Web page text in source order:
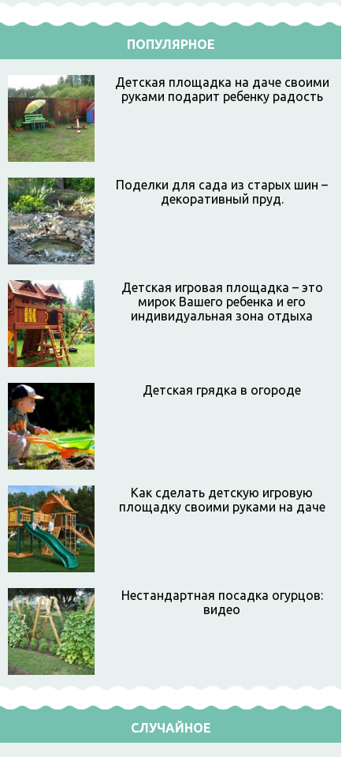
ПОПУЛЯРНОЕ
Детская площадка на даче своими
руками подарит ребенку радость
Поделки для сада из старых шин –
декоративный пруд.
Детская игровая площадка – это
мирок Вашего ребенка и его
индивидуальная зона отдыха
Детская грядка в огороде
Как сделать детскую игровую
площадку своими руками на даче
Нестандартная посадка огурцов:
видео
СЛУЧАЙНОЕ